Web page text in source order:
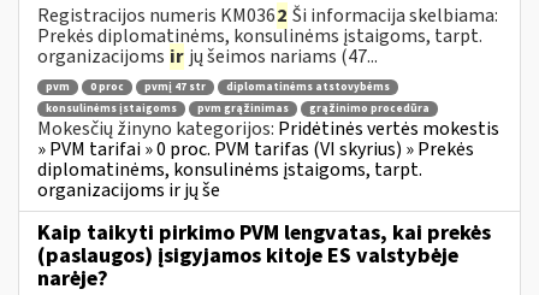
Registracijos numeris KM0362 Ši informacija skelbiama:
Prekės diplomatinėms, konsulinėms įstaigoms, tarpt.
organizacijoms ir jų šeimos nariams (47...
pvm 0 proc pvmį 47 str
diplomatinėms atstovybėms
konsulinėms įstaigoms
pvm grąžinimas grąžinimo procedūra
Mokesčių žinyno kategorijos: Pridėtinės vertės mokestis
» PVM tarifai » 0 proc. PVM tarifas (VI skyrius) » Prekės
diplomatinėms, konsulinėms įstaigoms, tarpt.
organizacijoms ir jų še
Kaip taikyti pirkimo PVM lengvatas, kai prekės
(paslaugos) įsigyjamos kitoje ES valstybėje
narėje?